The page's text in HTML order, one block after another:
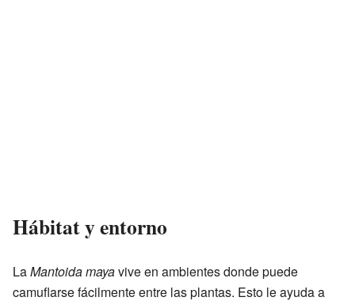
Hábitat y entorno
LaMantoida mayavive en ambientes donde puede
camuflarse fácilmente entre las plantas. Esto le ayuda a